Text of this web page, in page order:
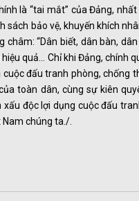
là “tai mắt” của Đảng,
sách bảo vệ, khuyến khích
“Dân biết, dân bàn,
quả… Chỉ khi Đảng, chính
đấu tranh phòng, chống
toàn dân, cùng sự kiên
độc lợi dụng cuộc đấu
chúng ta./.